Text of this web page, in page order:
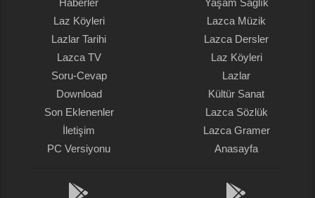
Haberler
Laz Köyleri
Lazlar Tarihi
Lazca TV
Soru-Cevap
Download
Son Eklenenler
İletişim
PC Versiyonu
Yaşam Sağlık
Lazca Müzik
Lazca Dersler
Laz Köyleri
Lazlar
Kültür Sanat
Lazca Sözlük
Lazca Gramer
Anasayfa